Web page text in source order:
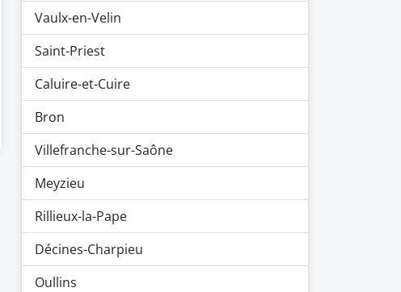
Vaulx-en-Velin
Saint-Priest
Caluire-et-Cuire
Bron
Villefranche-sur-Saône
Meyzieu
Rillieux-la-Pape
Décines-Charpieu
Oullins